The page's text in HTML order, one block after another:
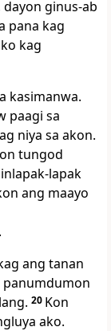
dayon ginus-ab
pana kag
kag
kasimanwa.
paagi sa
niya sa akon.
tungod
lapak
ang maayo
ang tanan
panumdumon
20 Kon
ako.